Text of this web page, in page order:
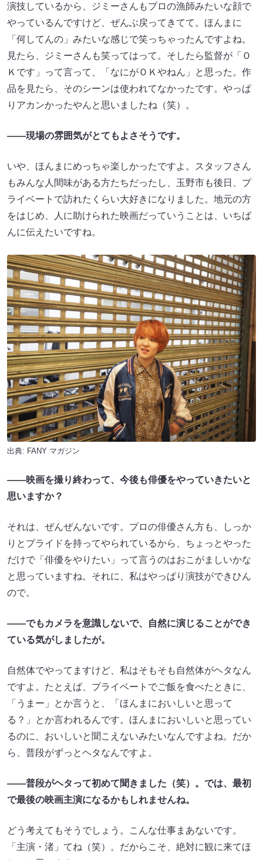
演技しているから、ジミーさんもプロの漁師みたいな顔で
やっているんですけど、ぜんぶ戻ってきてて。ほんまに
「何してんの」みたいな感じで笑っちゃったんですよね。
見たら、ジミーさんも笑ってはって。そしたら監督が「Ｏ
Ｋです」って言って、「なにがＯＫやねん」と思った。作
品を見たら、そのシーンは使われてなかったです。やっぱ
りアカンかったやんと思いましたね（笑）。
——現場の雰囲気がとてもよさそうです。
いや、ほんまにめっちゃ楽しかったですよ。スタッフさん
もみんな人間味がある方たちだったし、玉野市も後日、プ
ライベートで訪れたくらい大好きになりました。地元の方
をはじめ、人に助けられた映画だっていうことは、いちば
んに伝えたいですね。
出典: FANY マガジン
——映画を撮り終わって、今後も俳優をやっていきたいと
思いますか？
それは、ぜんぜんないです。プロの俳優さん方も、しっか
りとプライドを持ってやられているから、ちょっとやった
だけで「俳優をやりたい」って言うのはおこがましいかな
と思っていますね。それに、私はやっぱり演技ができひん
ので。
——でもカメラを意識しないで、自然に演じることができ
ている気がしましたが。
自然体でやってますけど、私はそもそも自然体がヘタなん
ですよ。たとえば、プライベートでご飯を食べたときに、
「うまー」とか言うと、「ほんまにおいしいと思って
る？」とか言われるんです。ほんまにおいしいと思ってい
るのに、おいしいと聞こえないみたいなんですよね。だか
ら、普段がずっとヘタなんですよ。
——普段がヘタって初めて聞きました（笑）。では、最初
で最後の映画主演になるかもしれませんね。
どう考えてもそうでしょう。こんな仕事まあないです。
「主演・渚」てね（笑）。だからこそ、絶対に観に来てほ